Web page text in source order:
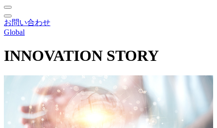
お問い合わせ
Global
INNOVATION STORY